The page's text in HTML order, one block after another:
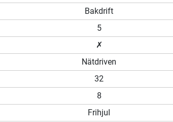
Bakdrift
5
✗
Nätdriven
32
8
Frihjul